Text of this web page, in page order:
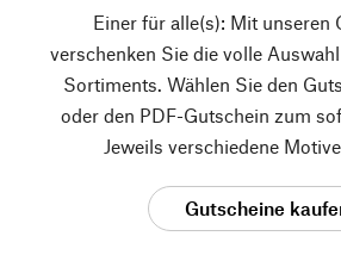
Einer für alle(s): Mit unseren
verschenken Sie die volle
Sortiments. Wählen Sie den
oder den PDF-Gutschein zum
Jeweils verschiedene
Gutscheine